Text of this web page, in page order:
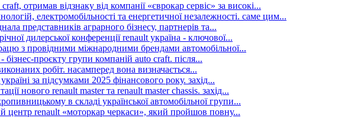
отримав відзнаку від компанії «єврокар сервіс» за високі...
електромобільності та енергетичної незалежності. саме цим...
представників аграрного бізнесу, партнерів та...
дилерської конференції renault україна - ключової...
з провідними міжнародними брендами автомобільної...
проєкту групи компаній auto craft. після...
робіт. насамперед вона визначається...
за підсумками 2025 фінансового року. захід...
нового renault master та renault master chassis. захід...
в складі української автомобільної групи...
центр renault «моторкар черкаси», який пройшов повну...